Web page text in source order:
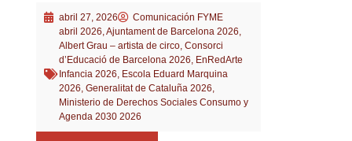
abril 27, 2026
Comunicación FYME
abril 2026,Ajuntament de Barcelona 2026,
Albert Grau – artista de circo, Consorci
d’Educació de Barcelona 2026, EnRedArte
Infancia 2026, Escola Eduard Marquina
2026, Generalitat de Cataluña 2026,
Ministerio de Derechos Sociales Consumo y
Agenda 2030 2026